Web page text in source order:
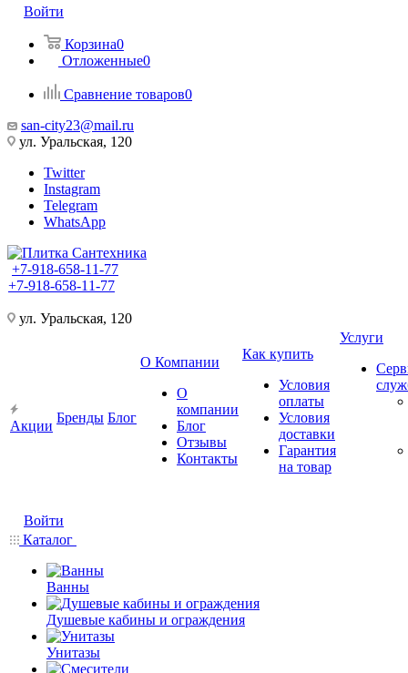
Войти
Корзина0
Отложенные0
Сравнение товаров0
san-city23@mail.ru
ул. Уральская, 120
Twitter
Instagram
Telegram
WhatsApp
+7-918-658-11-77
+7-918-658-11-77
ул. Уральская, 120
Акции
Бренды Блог
О Компании
О
компании
Блог
Отзывы
Контакты
Как купить
Условия
оплаты
Условия
доставки
Гарантия
на товар
Услуги
Войти
Каталог
Ванны
Душевые кабины и ограждения
Унитазы